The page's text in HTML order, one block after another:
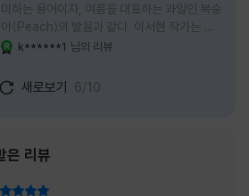
미하는 용어이자, 여름을 대표하는 과일인 복숭
아(Peach)의 발음과 같다. 이서현 작가는 이
중의적인 제목 안에 소설이 전하고 싶은 메시지
럼 가장 달콤하고 찬란한 계절인 여름. 하지만
그 여름도 끝이 있다. 그리고 클라이밍의 피치
피치』는 끝나가는 여름의 아쉬움과 새로운 계
의미하는 제목이었다. 소설은 각자의 '여름'을
k******1 님의 리뷰
새로보기 6/10
은 리뷰